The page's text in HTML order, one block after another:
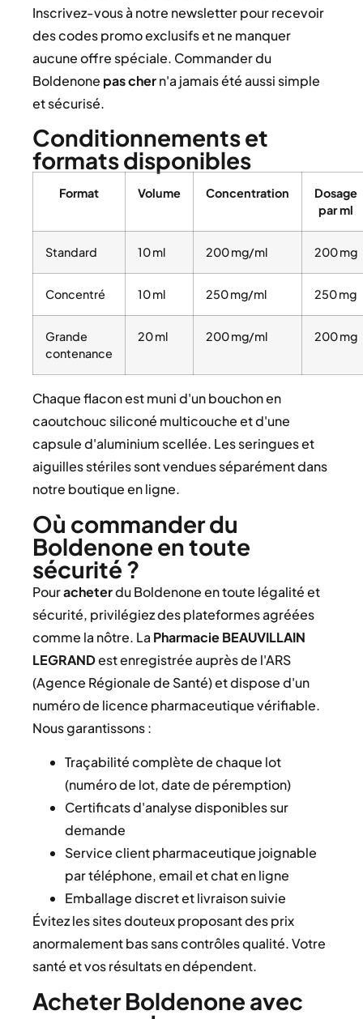
Inscrivez-vous à notre newsletter pour recevoir
des codes promo exclusifs et ne manquer
aucune offre spéciale. Commander du
Boldenone pas chern'a jamais été aussi simple
et sécurisé.
Conditionnements et
formats disponibles
Format Volume Concentration
Dosage
par ml
Standard 10 ml 200 mg/ml 200 mg
Concentré 10 ml 250 mg/ml 250 mg
Grande
contenance
20 ml 200 mg/ml 200 mg
Chaque flacon est muni d'un bouchon en
caoutchouc siliconé multicouche et d'une
capsule d'aluminium scellée. Les seringues et
aiguilles stériles sont vendues séparément dans
notre boutique en ligne.
Où commander du
Boldenone en toute
sécurité ?
Pouracheterdu Boldenone en toute légalité et
sécurité, privilégiez des plateformes agréées
comme la nôtre. La Pharmacie BEAUVILLAIN
LEGRANDest enregistrée auprès de l'ARS
(Agence Régionale de Santé) et dispose d'un
numéro de licence pharmaceutique vérifiable.
Nous garantissons :
Traçabilité complète de chaque lot
(numéro de lot, date de péremption)
Certificats d'analyse disponibles sur
demande
Service client pharmaceutique joignable
par téléphone, email et chat en ligne
Emballage discret et livraison suivie
Évitez les sites douteux proposant des prix
anormalement bas sans contrôles qualité. Votre
santé et vos résultats en dépendent.
Acheter Boldenone avec